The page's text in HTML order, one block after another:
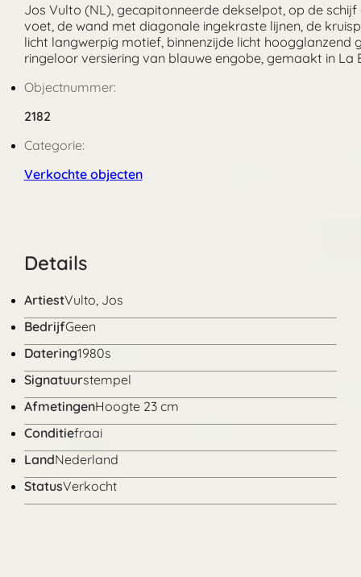
Jos Vulto (NL), gecapitonneerde dekselpot, op de
voet, de wand met diagonale ingekraste lijnen, de
licht langwerpig motief, binnenzijde licht hoogglanzend
ringeloor versiering van blauwe engobe, gemaakt in
Objectnummer:
2182
Categorie:
Verkochte objecten
Details
ArtiestVulto, Jos
BedrijfGeen
Datering1980s
Signatuurstempel
AfmetingenHoogte 23 cm
Conditiefraai
LandNederland
StatusVerkocht